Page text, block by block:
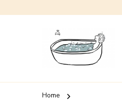
Home